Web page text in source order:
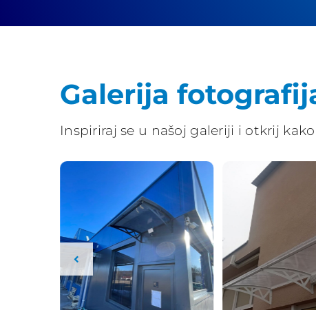
Galerija
Inspiriraj se u našoj galeriji i otkrij kako